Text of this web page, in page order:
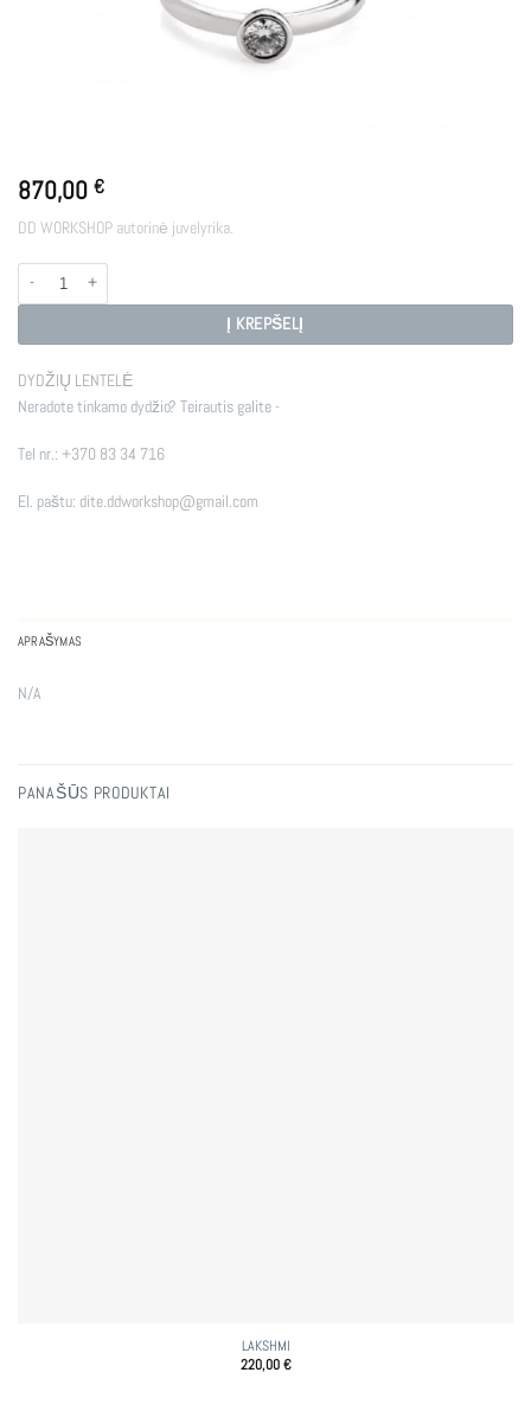
870,00 €
DD WORKSHOP autorinė juvelyrika.
produkto kiekis: SHIRLEY GO
Į KREPŠELĮ
DYDŽIŲ LENTELĖ
Neradote tinkamo dydžio? Teirautis galite -
Tel nr.: +370 83 34 716
El. paštu: dite.ddworkshop@gmail.com
APRAŠYMAS
N/A
PANAŠŪS PRODUKTAI
LAKSHMI
220,00€